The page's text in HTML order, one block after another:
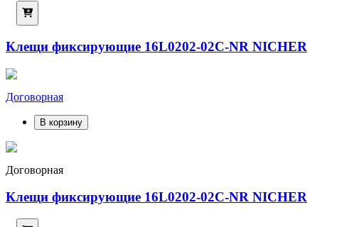
Клещи фиксирующие 16L0202-02C-NR NICHER
Договорная
В корзину
Договорная
Клещи фиксирующие 16L0202-02C-NR NICHER